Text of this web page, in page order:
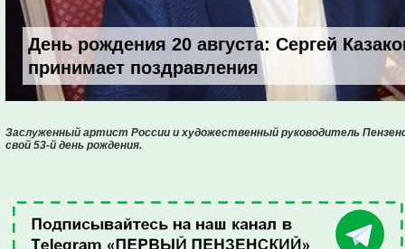
День рождения 20 августа: Сергей
принимает поздравления
Заслуженный артист России и художественный руководитель
свой 53-й день рождения.